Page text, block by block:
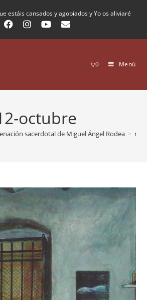
estáis cansados y agobiados y Yo os aliviaré
0 Menú
octubre
sacerdotal de Miguel Ángel Rodea >